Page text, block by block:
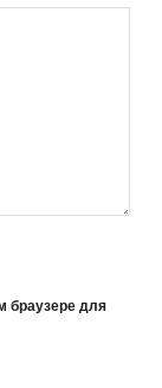
браузере для